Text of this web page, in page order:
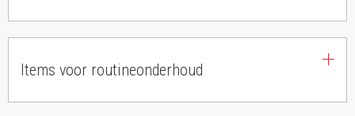
Items voor routineonderhoud